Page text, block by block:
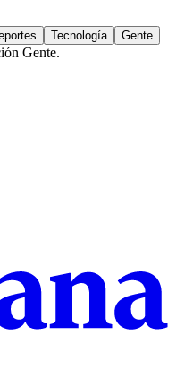
Tecnología Gente
Gente.